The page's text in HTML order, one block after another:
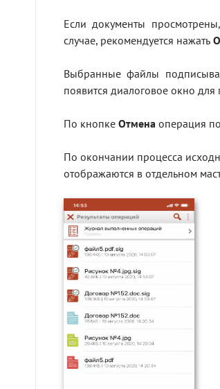
Если документы
случае, рекомендуется нажать
Выбранные файлы
появится диалоговое окно
По кнопке Отмена операция
По окончании процесса
отображаются в отдельном